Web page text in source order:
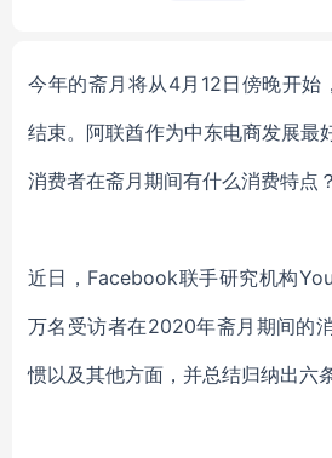
今年的斋月将从4月12日傍晚开始
结束。阿联酋作为中东电商发展最
消费者在斋月期间有什么消费特点？
近日，Facebook联手研究机构
万名受访者在2020年斋月期间的
惯以及其他方面，并总结归纳出六